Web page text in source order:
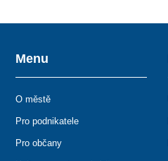
Menu
O městě
Pro podnikatele
Pro občany